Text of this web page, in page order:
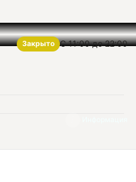
Закрыто С 11:00 до 22:00